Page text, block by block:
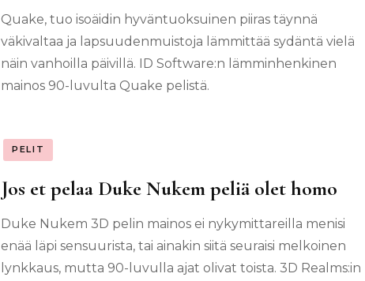
Quake, tuo isoäidin hyväntuoksuinen piiras täynnä
väkivaltaa ja lapsuudenmuistoja lämmittää sydäntä vielä
näin vanhoilla päivillä. ID Software:n lämminhenkinen
mainos 90-luvulta Quake pelistä.
PELIT
Jos et pelaa Duke Nukem peliä olet homo
Duke Nukem 3D pelin mainos ei nykymittareilla menisi
enää läpi sensuurista, tai ainakin siitä seuraisi melkoinen
lynkkaus, mutta 90-luvulla ajat olivat toista. 3D Realms:in